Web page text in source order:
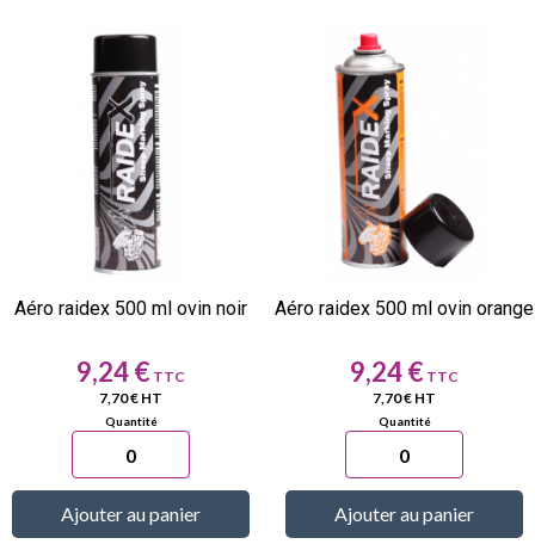
Aéro raidex 500 ml ovin noir
Prix
9,24 €
7,70 € HT
Ajouter au panier
Aéro raidex 500 ml ovin orange
Prix
9,24 €
7,70 € HT
Ajouter au panier